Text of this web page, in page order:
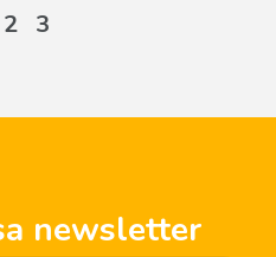
2 3
newsletter